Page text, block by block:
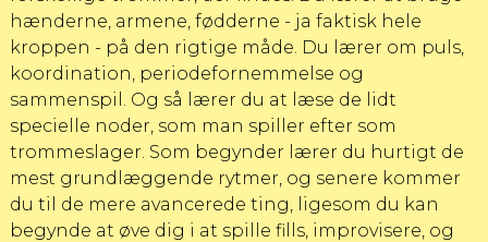
hænderne, armene, fødderne - ja faktisk hele
kroppen - på den rigtige måde. Du lærer om puls,
koordination, periodefornemmelse og
sammenspil. Og så lærer du at læse de lidt
specielle noder, som man spiller efter som
trommeslager. Som begynder lærer du hurtigt de
mest grundlæggende rytmer, og senere kommer
du til de mere avancerede ting, ligesom du kan
begynde at øve dig i at spille fills, improvisere, og